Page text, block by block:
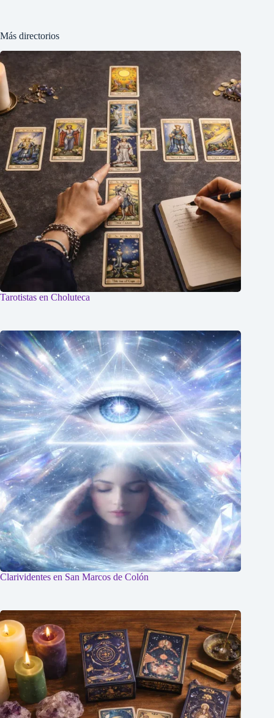
Más directorios
Tarotistas en Choluteca
Clarividentes en San Marcos de Colón